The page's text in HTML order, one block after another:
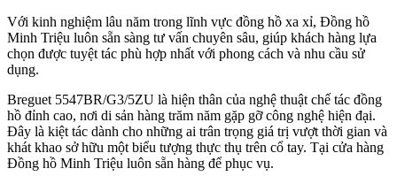
Với kinh nghiệm lâu năm trong lĩnh vực đồng hồ xa xỉ, Đồng hồ
Minh Triệu luôn sẵn sàng tư vấn chuyên sâu, giúp khách hàng lựa
chọn được tuyệt tác phù hợp nhất với phong cách và nhu cầu sử
dụng.
Breguet 5547BR/G3/5ZU là hiện thân của nghệ thuật chế tác đồng
hồ đỉnh cao, nơi di sản hàng trăm năm gặp gỡ công nghệ hiện đại.
Đây là kiệt tác dành cho những ai trân trọng giá trị vượt thời gian và
khát khao sở hữu một biểu tượng thực thụ trên cổ tay. Tại cửa hàng
Đồng hồ Minh Triệu luôn sẵn hàng để phục vụ.